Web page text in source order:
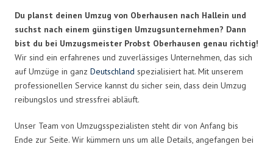
Du planst deinen Umzug von Oberhausen nach Hallein und
suchst nach einem günstigen Umzugsunternehmen? Dann
bist du bei Umzugsmeister Probst Oberhausen genau richtig!
Wir sind ein erfahrenes und zuverlässiges Unternehmen, das sich
auf Umzüge in ganz Deutschland spezialisiert hat. Mit unserem
professionellen Service kannst du sicher sein, dass dein Umzug
reibungslos und stressfrei abläuft.
Unser Team von Umzugsspezialisten steht dir von Anfang bis
Ende zur Seite. Wir kümmern uns um alle Details, angefangen bei